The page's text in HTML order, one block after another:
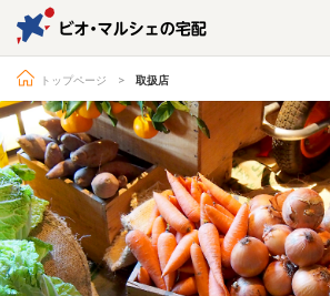
ビオ・マル
トップページ
宅配サービスについて
ビオ・マルシェの商品
トップページ 取扱店